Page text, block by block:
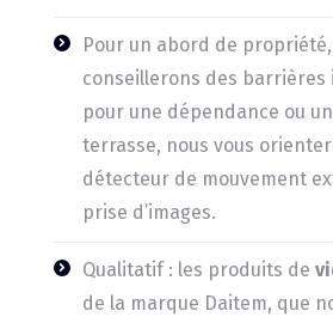
Pour un abord de
conseillerons des barrières
pour une dépendance ou
terrasse, nous vous
détecteur de mouvement
prise d’images.
Qualitatif : les produits de
de la marque Daitem, que